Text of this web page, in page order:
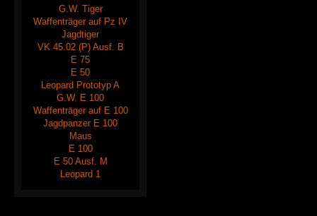
G.W. Tiger
Waffenträger auf Pz IV
Jagdtiger
VK 45.02 (P) Ausf. B
E 75
E 50
Leopard Prototyp A
G.W. E 100
Waffenträger auf E 100
Jagdpanzer E 100
Maus
E 100
E 50 Ausf. M
Leopard 1